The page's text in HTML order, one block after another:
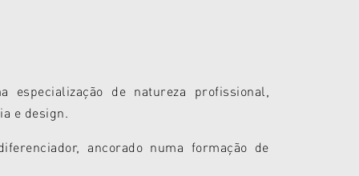
de natureza profissional,
e design.
ancorado numa formação de